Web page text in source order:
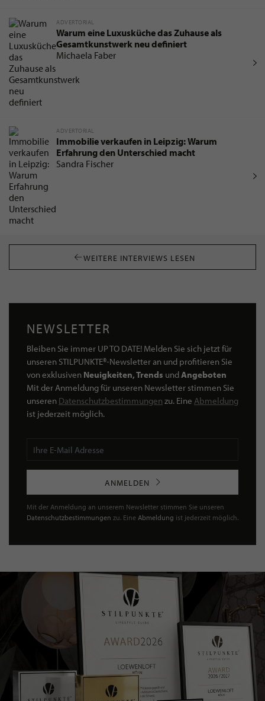
ADVERTORIAL
Warum eine Luxusküche das Zuhause als
Gesamtkunstwerk neu definiert
Michaela Faber
ADVERTORIAL
Immobilie verkaufen in Leipzig: Warum
Erfahrung den Unterschied macht
Sandra Fischer
WEITERE INTERVIEWS LESEN
NEWSLETTER
Bleiben Sie immer UP TO DATE! Melden Sie sich jetzt für
unseren STILPUNKTE®-Newsletter an und profitieren Sie
von exklusiven Neuigkeiten, Trends undAngeboten
Mit der Anmeldung für unseren Newsletter stimmen Sie
unseren Datenschutzbestimmungen zu. Eine Abmeldung
ist jederzeit möglich.
ANMELDEN
Mit der Anmeldung an unserem Newsletter stimmen Sie unseren
Datenschutzbestimmungen zu. Eine Abmeldung ist jederzeit möglich.